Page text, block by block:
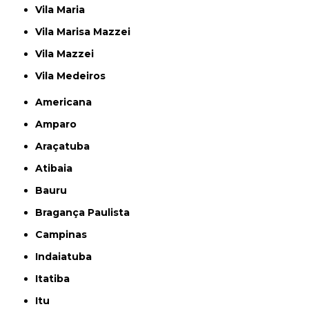
Vila Maria
Vila Marisa Mazzei
Vila Mazzei
Vila Medeiros
Americana
Amparo
Araçatuba
Atibaia
Bauru
Bragança Paulista
Campinas
Indaiatuba
Itatiba
Itu